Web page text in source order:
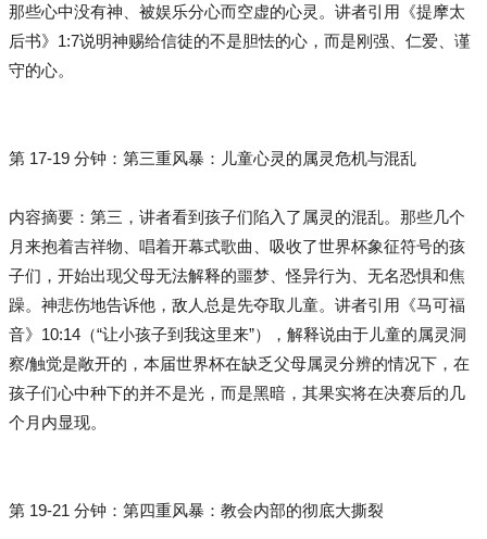
那些心中没有神、被娱乐分心而空虚的心灵。讲者引用《提摩太
后书》1:7说明神赐给信徒的不是胆怯的心，而是刚强、仁爱、谨
守的心。
第 17-19 分钟：第三重风暴：儿童心灵的属灵危机与混乱
内容摘要：第三，讲者看到孩子们陷入了属灵的混乱。那些几个
月来抱着吉祥物、唱着开幕式歌曲、吸收了世界杯象征符号的孩
子们，开始出现父母无法解释的噩梦、怪异行为、无名恐惧和焦
躁。神悲伤地告诉他，敌人总是先夺取儿童。讲者引用《马可福
音》10:14（“让小孩子到我这里来”），解释说由于儿童的属灵洞
察/触觉是敞开的，本届世界杯在缺乏父母属灵分辨的情况下，在
孩子们心中种下的并不是光，而是黑暗，其果实将在决赛后的几
个月内显现。
第 19-21 分钟：第四重风暴：教会内部的彻底大撕裂